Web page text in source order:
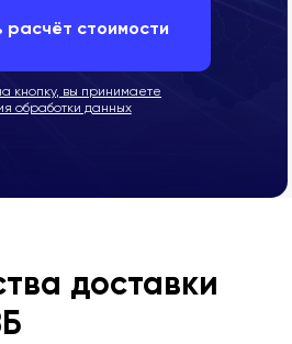
расчёт стоимости
кнопку, вы принимаете
обработки данных
доставки